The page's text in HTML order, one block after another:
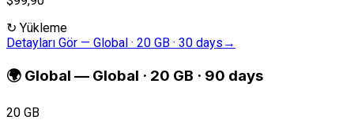
↻ Yükleme
Detayları Gör — Global · 20 GB · 30 days →
🌍 Global — Global · 20 GB · 90 days
20 GB